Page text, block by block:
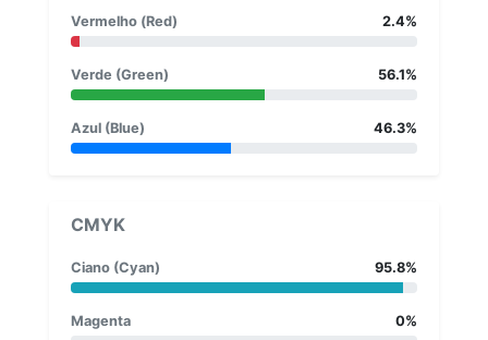
Vermelho (Red) 2.4%
Verde (Green) 56.1%
Azul (Blue) 46.3%
CMYK
Ciano (Cyan) 95.8%
Magenta 0%